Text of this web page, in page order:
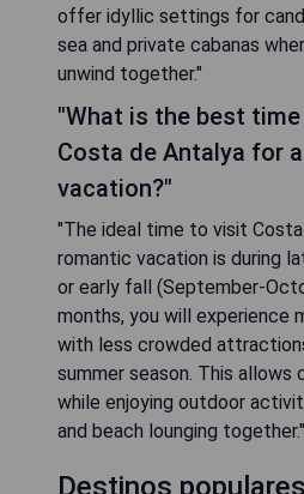
offer idyllic settings for
sea and private cabanas
unwind together."
"What is the best
Costa de Antalya for
vacation?"
"The ideal time to visit
romantic vacation is during
or early fall (September-
months, you will experience
with less crowded
summer season. This allows
while enjoying outdoor
and beach lounging together."
Destinos populares